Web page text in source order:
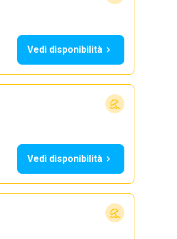
Vedi disponibilità
Vedi disponibilità